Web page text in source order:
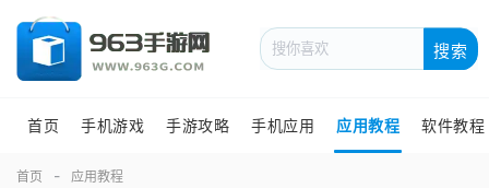
搜索
首页 手机游戏 手游攻略 手机应用 应用教程 软件教程
首页 应用教程